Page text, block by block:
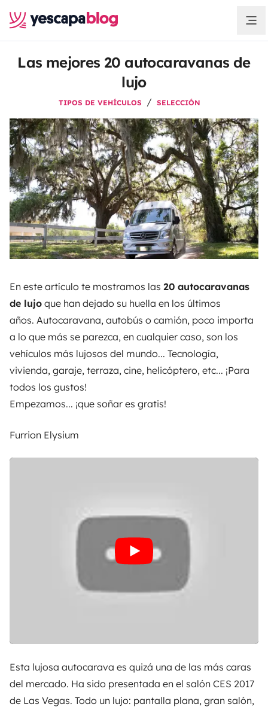
Las mejores 20 autocaravanas de
lujo
TIPOS DE VEHÍCULOS SELECCIÓN
En este artículo te mostramos las 20 autocaravanas
de lujo que han dejado su huella en los últimos
años. Autocaravana, autobús o camión, poco importa
a lo que más se parezca, en cualquier caso, son los
vehículos más lujosos del mundo... Tecnología,
vivienda, garaje, terraza, cine, helicóptero, etc... ¡Para
todos los gustos!
Empezamos... ¡que soñar es gratis!
Furrion Elysium
Esta lujosa autocarava es quizá una de las más caras
del mercado. Ha sido presentada en el salón CES 2017
de Las Vegas. Todo un lujo: pantalla plana, gran salón,